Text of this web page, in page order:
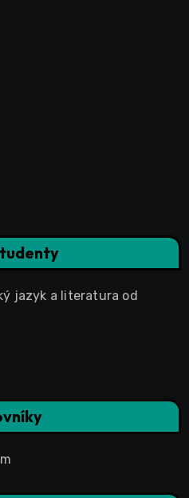
jazyk a literatura od